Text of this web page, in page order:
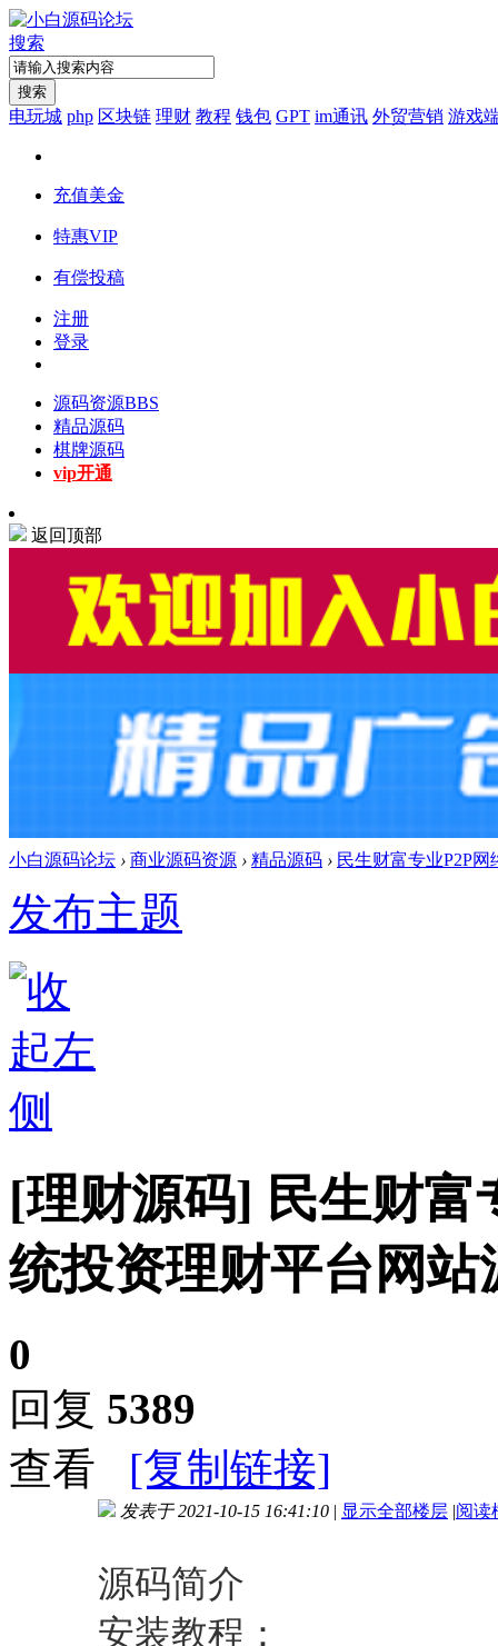
搜索
搜索
电玩城 php 区块链 理财 教程 钱包 GPT im通讯 外贸营销 游戏
充值美金
特惠VIP
有偿投稿
注册
登录
源码资源BBS
精品源码
棋牌源码
vip开通
返回顶部
小白源码论坛 › 商业源码资源 › 精品源码 › 民生财富专业P2P
发布主题
[理财源码] 民生财富
统投资理财平台网站
0
回复 5389
查看
[复制链接]
发表于 2021-10-15 16:41:10 | 显示全部楼层 |阅读
源码简介
安装教程：